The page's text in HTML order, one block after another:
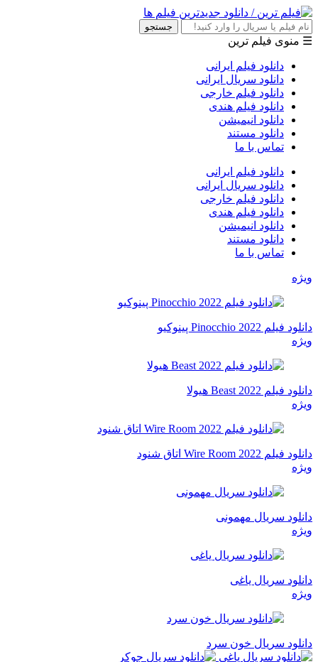
جستجو
☰ منوی فیلم ترین
دانلود فیلم ایرانی
دانلود سریال ایرانی
دانلود فیلم خارجی
دانلود فیلم هندی
دانلود انیمیشن
دانلود مستند
تماس با ما
دانلود فیلم ایرانی
دانلود سریال ایرانی
دانلود فیلم خارجی
دانلود فیلم هندی
دانلود انیمیشن
دانلود مستند
تماس با ما
ویژه
دانلود فیلم Pinocchio 2022 پینوکیو
ویژه
دانلود فیلم Beast 2022 هیولا
ویژه
دانلود فیلم Wire Room 2022 اتاق شنود
ویژه
دانلود سریال مهمونی
ویژه
دانلود سریال یاغی
ویژه
دانلود سریال خون سرد